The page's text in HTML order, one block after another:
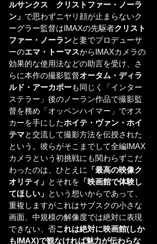
ルサンクス　クリストファー・ノーラ
ン」 で思わずニヤリ顔が止まらないク
ーグラー監督はIMAXの先駆者クリスト
ファー・ノーランと妻でプロデューサ
ーのエマ・トーマスからIMAXカメラの
効果的な使用法などの助言を受け、さ
らに本作の撮影監督オータム・ディラ
ルド・アーカポーも同じく「インター
ステラー」後のノーラン作品で撮影監
督を務め「オッペンハイマー」でオス
カーを手にしたホイテ・ヴァン・ホイ
テマと交流して撮影方法を伝授された
という。彼らがそこまでして全編IMAX
カメラという初挑戦にも関わらずこだ
わったのは、ひとえに
「最高の映像ク
オリティ」 とそれを 「映画館で体験し
てほしい」 という想いからであって、
重複しますがこれはサブスクの小さな
画面、中規模の解像度では絶対に表現
できない、否これは絶対に映画館(しか
もIMAX)で観なければ魅力が伝わらな